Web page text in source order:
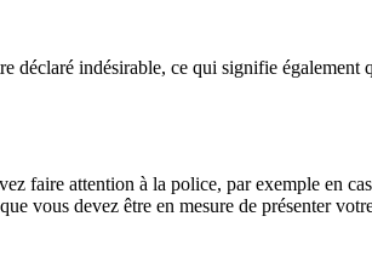
indésirable, ce qui signifie
faire attention à la police, par exemple en
vous devez être en mesure de présenter